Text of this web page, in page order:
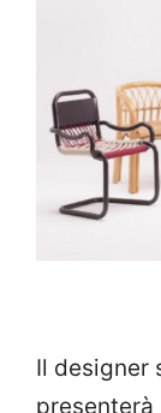
Il designer
presenterà